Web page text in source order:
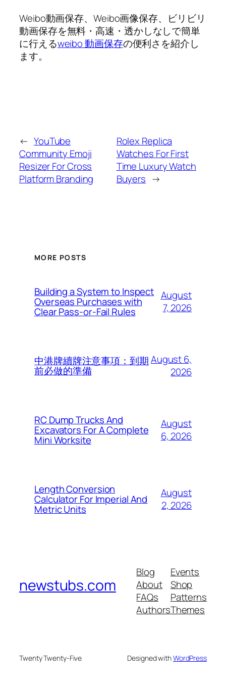
Weibo動画保存、Weibo画像保存、ビリビリ
動画保存を無料・高速・透かしなしで簡単
に行えるweibo 動画保存の便利さを紹介し
ます。
← YouTube
Community Emoji
Resizer For Cross
Platform Branding
Rolex Replica
Watches For First
Time Luxury Watch
Buyers →
MORE POSTS
Building a System to Inspect
Overseas Purchases with
Clear Pass-or-Fail Rules
August
7, 2026
中港牌續牌注意事項：到期
前必做的準備
August 6,
2026
RC Dump Trucks And
Excavators For A Complete
Mini Worksite
August
6, 2026
Length Conversion
Calculator For Imperial And
Metric Units
August
2, 2026
newstubs.com
Blog
About
FAQs
Authors
Events
Shop
Patterns
Themes
Twenty Twenty-Five Designed withWordPress